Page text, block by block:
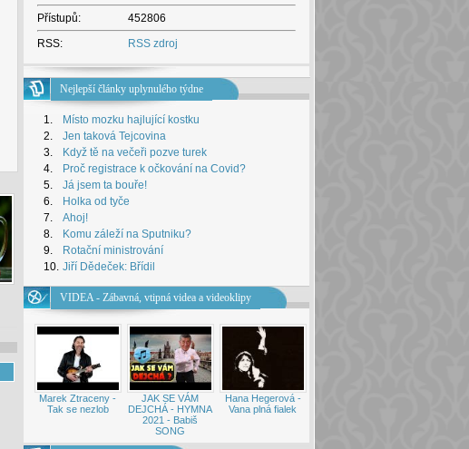
Přístupů:
452806
RSS:
RSS zdroj
Nejlepší články uplynulého týdne
1.
Místo mozku hajlující kostku
2.
Jen taková Tejcovina
3.
Když tě na večeři pozve turek
4.
Proč registrace k očkování na Covid?
5.
Já jsem ta bouře!
6.
Holka od tyče
7.
Ahoj!
8.
Komu záleží na Sputniku?
9.
Rotační ministrování
10. Jiří Dědeček: Břídil
VIDEA - Zábavná, vtipná videa a videoklipy
Hana Hegerová -
Vana plná fialek
JAK SE VÁM
DEJCHÁ - HYMNA
2021 - Babiš
SONG
Marek Ztraceny -
Tak se nezlob